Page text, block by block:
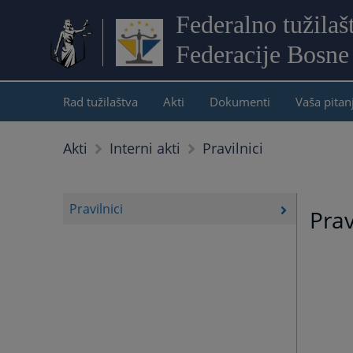
Federalno
Federacije
Rad tužilaštva Akti Dokumenti Vaša
Akti Interni akti Pravilnici
Pravilnici